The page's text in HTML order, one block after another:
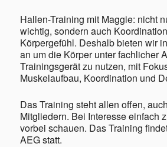
Hallen-Training mit Maggie: nicht
wichtig, sondern auch
Körpergefühl. Deshalb bieten wir
an um die Körper unter fachlicher
Trainingsgerät zu nutzen, mit
Muskelaufbau, Koordination und
Das Training steht allen offen,
Mitgliedern. Bei Interesse einfach
vorbei schauen. Das Training
AEG statt.